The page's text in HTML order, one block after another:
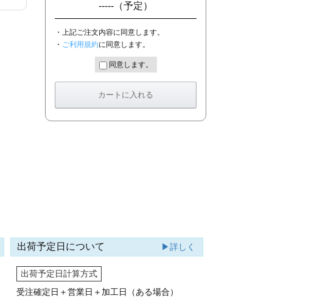
----- （予定）
・上記ご注文内容に同意します。
・ ご利用規約に同意します。
同意します。
出荷予定日について ▶詳しく
出荷予定日計算方式
受注確定日＋営業日＋加工日（ある場合）